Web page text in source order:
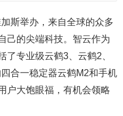
斯举办，来自全球的众多
己的尖端科技。智云作为
了专业级云鹤3、云鹤2、
合一稳定器云鹤M2和手机
户大饱眼福，有机会领略